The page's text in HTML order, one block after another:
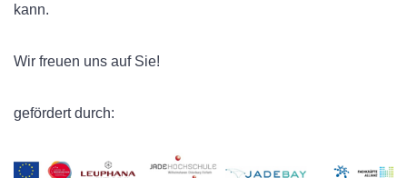
kann.
Wir freuen uns auf Sie!
gefördert durch: